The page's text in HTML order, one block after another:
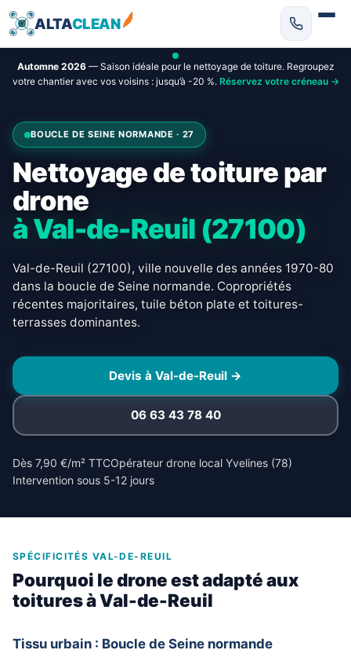
ALTACLEAN
Automne 2026— Saison idéale pour le nettoyage de toiture. Regroupez
votre chantier avec vos voisins : jusqu’à -20 %. Réservez votre créneau →
BOUCLE DE SEINE NORMANDE · 27
Nettoyage de toiture par
drone
à Val-de-Reuil (27100)
Val-de-Reuil (27100), ville nouvelle des années 1970-80
dans la boucle de Seine normande. Copropriétés
récentes majoritaires, tuile béton plate et toitures-
terrasses dominantes.
Devis à Val-de-Reuil →
06 63 43 78 40
Dès 7,90 €/m² TTCOpérateur drone local Yvelines (78)
Intervention sous 5-12 jours
SPÉCIFICITÉS VAL-DE-REUIL
Pourquoi le drone est adapté aux
toitures à Val-de-Reuil
Tissu urbain : Boucle de Seine normande